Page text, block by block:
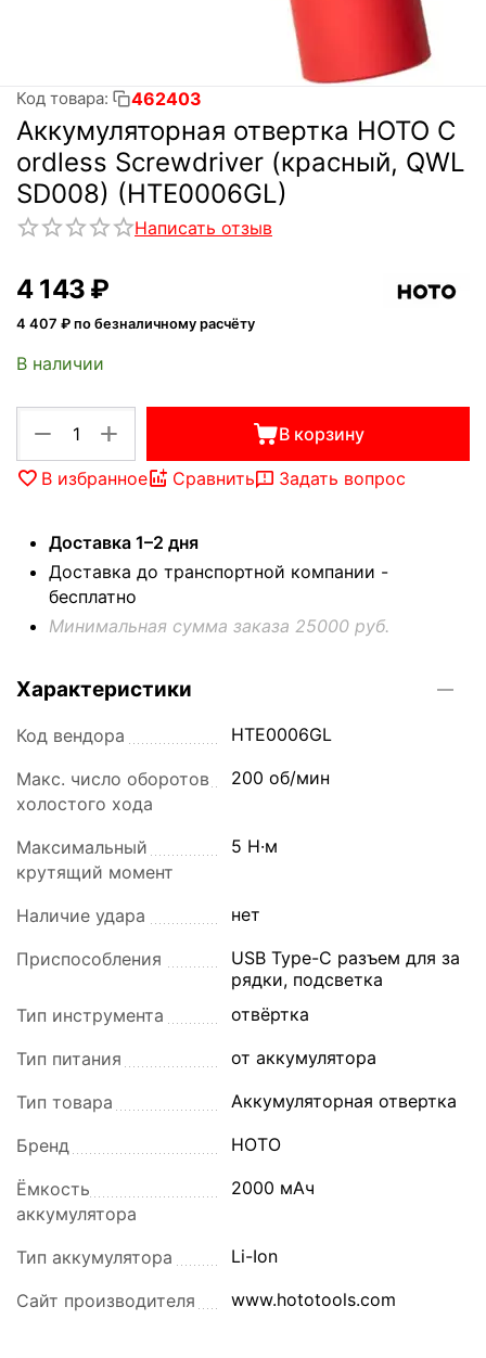
Код товара: 462403
Аккумуляторная отвертка HOTO C
ordless Screwdriver (красный, QWL
SD008) (HTE0006GL)
Написать отзыв
4 143 ₽
4 407 ₽ по безналичному расчёту
В наличии
+
− В корзину
В избранное Сравнить Задать вопрос
Доставка 1–2 дня
Доставка до транспортной компании -
бесплатно
Минимальная сумма заказа 25000 руб.
Характеристики
Код вендора HTE0006GL
Макс. число оборотов
холостого хода
200 об/мин
Максимальный
крутящий момент
5 Н·м
Наличие удара нет
Приспособления
USB Type-C разъем для за
рядки, подсветка
Тип инструмента
отвёртка
Тип питания от аккумулятора
Тип товара Аккумуляторная отвертка
Бренд HOTO
Ёмкость
аккумулятора
2000 мАч
Тип аккумулятора Li-Ion
Сайт производителя www.hototools.com